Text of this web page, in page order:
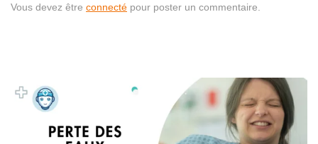
Vous devez être connecté pour poster un commentaire.